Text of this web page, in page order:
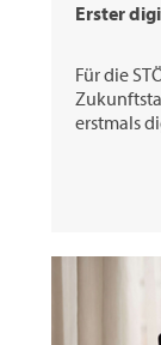
Erster
Für die
erstmals